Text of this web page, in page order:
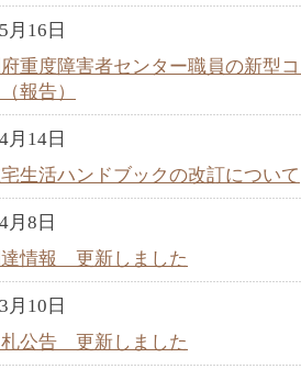
月16日
重度障害者センター職員の新型
報告）
月14日
生活ハンドブックの改訂について
月8日
情報 更新しました
月10日
札公告 更新しました